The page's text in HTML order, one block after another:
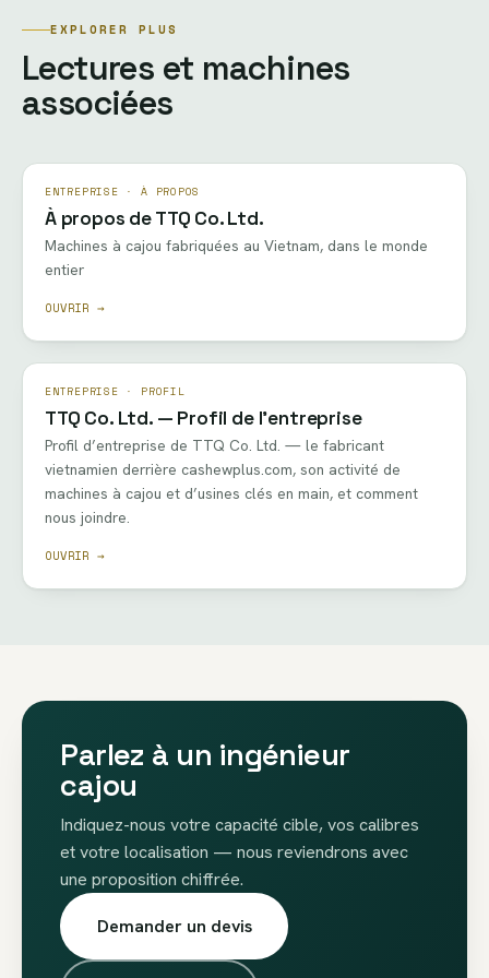
EXPLORER PLUS
Lectures et machines
associées
ENTREPRISE · À PROPOS
À propos de TTQ Co. Ltd.
Machines à cajou fabriquées au Vietnam, dans le monde
entier
OUVRIR →
ENTREPRISE · PROFIL
TTQ Co. Ltd. — Profil de l’entreprise
Profil d’entreprise de TTQ Co. Ltd. — le fabricant
vietnamien derrière cashewplus.com, son activité de
machines à cajou et d’usines clés en main, et comment
nous joindre.
OUVRIR →
Parlez à un ingénieur
cajou
Indiquez-nous votre capacité cible, vos calibres
et votre localisation — nous reviendrons avec
une proposition chiffrée.
Demander un devis